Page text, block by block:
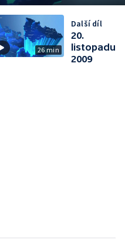
26 min
Další díl
20.
listopadu
2009